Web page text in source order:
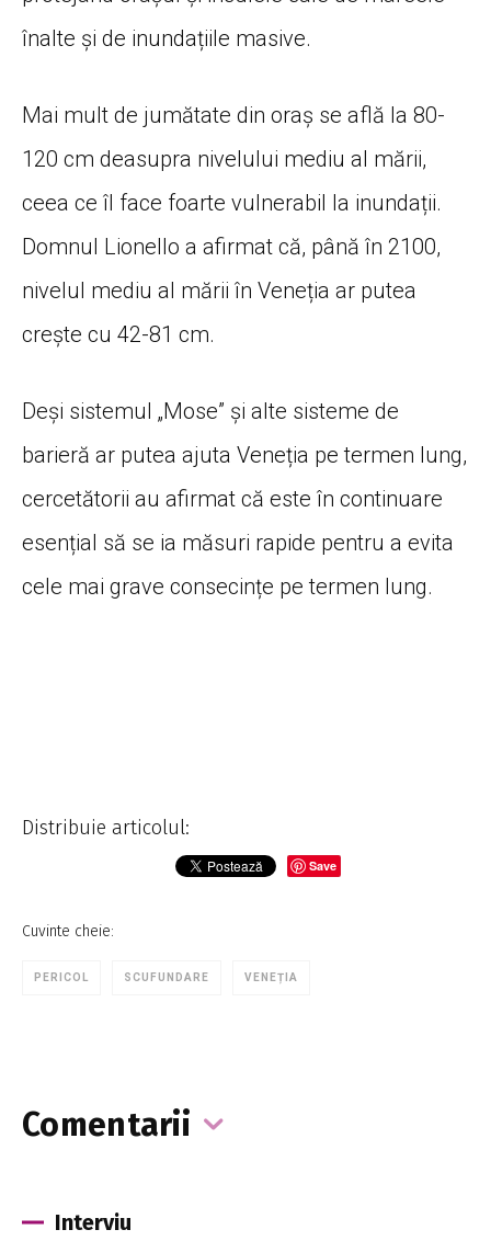
înalte și de inundațiile masive.
Mai mult de jumătate din oraș se află la 80-
120 cm deasupra nivelului mediu al mării,
ceea ce îl face foarte vulnerabil la inundații.
Domnul Lionello a afirmat că, până în 2100,
nivelul mediu al mării în Veneția ar putea
crește cu 42-81 cm.
Deși sistemul „Mose” și alte sisteme de
barieră ar putea ajuta Veneția pe termen lung,
cercetătorii au afirmat că este în continuare
esențial să se ia măsuri rapide pentru a evita
cele mai grave consecințe pe termen lung.
Distribuie articolul:
Save
Cuvinte cheie:
PERICOL SCUFUNDARE VENEȚIA
Comentarii
Interviu